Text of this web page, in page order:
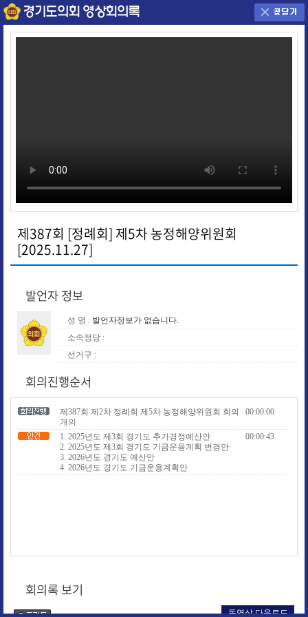
제387회 [정례회] 제5차 농정해양위원회
[2025.11.27]
발언자 정보
성 명 : 발언자정보가 없습니다.
소속정당 :
선거구 :
회의진행순서
제387회 제2차 정례회 제5차 농정해양위원회 회의
개의
00:00:00
1. 2025년도 제3회 경기도 추가경정예산안
2. 2025년도 제3회 경기도 기금운용계획 변경안
3. 2026년도 경기도 예산안
4. 2026년도 경기도 기금운용계획안
00:00:43
회의록 보기
동영상 다운로드